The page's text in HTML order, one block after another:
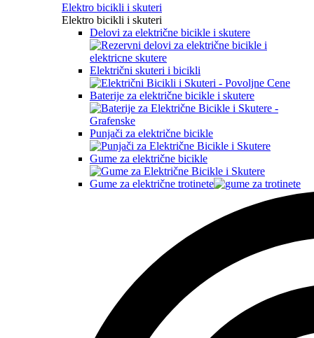
Elektro bicikli i skuteri
Elektro bicikli i skuteri
Delovi za električne bicikle i skutere
Električni skuteri i bicikli
Baterije za električne bicikle i skutere
Punjači za električne bicikle
Gume za električne bicikle
Gume za električne trotinete